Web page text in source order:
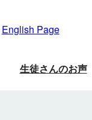
English Page
生徒さんのお声